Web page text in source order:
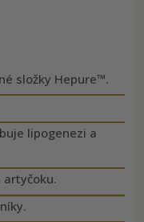
složky Hepure™.
lipogenezi a
artyčoku.